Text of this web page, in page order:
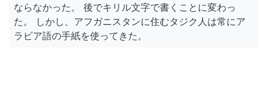
ならなかった。 後でキリル文字で書くことに変わっ
た。 しかし、アフガニスタンに住むタジク人は常にア
ラビア語の手紙を使ってきた。